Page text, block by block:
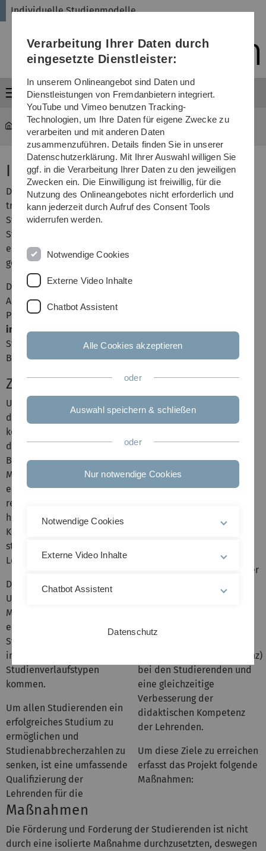
Direkt
Direkt
Direkt
(Sprache,
Drucken,
Media)
Direkt
Direkt
Individuelle Studienmodelle
Menü
Individuelle Studienmodelle
Individuelle Studienmodelle
Die Einführung und Umstellung auf Bachelorstudiengänge
trägt, durch die kompaktere und zeitlich knappere
Studienstruktur, zur Verunsicherung bei der Wahl des
Studiums bei. Ohne gezielte Betreuung ist die Gefahr
eines Studienabbruchs oder eines Studienfachwechsels
gegeben.
Die Universität Ulm versucht daher den
Anforderungen gerecht zu werden, in dem sie ein neues
Projekt einführt. Das Projekt
individueller Geschwindigkeit"ermöglicht jedem
Studierenden eine seinen individuellen Ansprüchen und
Bedürfnissen entsprechende Studiengestaltung.
Ziele
Um das Projekt erfolgreich
durchzuführen wurden
konkrete Ziele festgelegt,
denn die Umstellung auf
Bachelor- und
Masterstudiengänge
erfordert ein Umdenken von
reiner Wissensvermittlung
hin zu einer
Kompetenzorientierung und
stärkerer Interaktivität im
Lehr- Lernprozess.
Die Universität möchte mit
Unterstützung durch ein
Monitoringsystem von
einem gleichgerichteten
Studienablauf hin zu einem
individualisierten
Studienverlaufstypen
kommen.
Um allen Studierenden ein
erfolgreiches Studium zu
ermöglichen und
Studienabbrecherzahlen zu
senken, ist eine umfassende
Qualifizierung der
Lehrenden für die
die Förderung einer
für das gewählte Studium
Studienvorbereitung und
Stärkung zukunftsrelevanter
Organisationskompetenz
Zeitmanagementkompetenz)
bei den Studierenden und
eine gleichzeitige
Verbesserung der
didaktischen Kompetenz
der Lehrenden.
Um diese Ziele zu erreichen
erfasst das Projekt folgende
Maßnahmen:
Maßnahmen
Die Förderung und Forderung der Studierenden ist nicht
durch eine isolierte Maßnahme durchzusetzten, deswegen
Verarbeitung Ihrer Daten durch
eingesetzte Dienstleister:
In unserem Onlineangebot sind Daten und
Dienstleistungen von Fremdanbietern integriert.
YouTube und Vimeo benutzen Tracking-
Technologien, um Ihre Daten für eigene Zwecke zu
verarbeiten und mit anderen Daten
zusammenzuführen. Details finden Sie in unserer
Datenschutzerklärung. Mit Ihrer Auswahl willigen Sie
ggf. in die Verarbeitung Ihrer Daten zu den jeweiligen
Zwecken ein. Die Einwilligung ist freiwillig, für die
Nutzung des Onlineangebotes nicht erforderlich und
kann jederzeit durch Aufruf des Consent Tools
widerrufen werden.
Notwendige Cookies
Externe Video Inhalte
Chatbot Assistent
Alle Cookies akzeptieren
oder
Auswahl speichern & schließen
oder
Nur notwendige Cookies
Notwendige Cookies
Externe Video Inhalte
Chatbot Assistent
Datenschutz